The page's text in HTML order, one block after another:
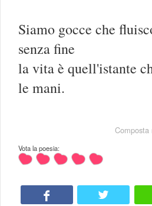
Siamo gocce che
senza fine
la vita è quell'istante
le mani.
Composta
Vota la poesia: